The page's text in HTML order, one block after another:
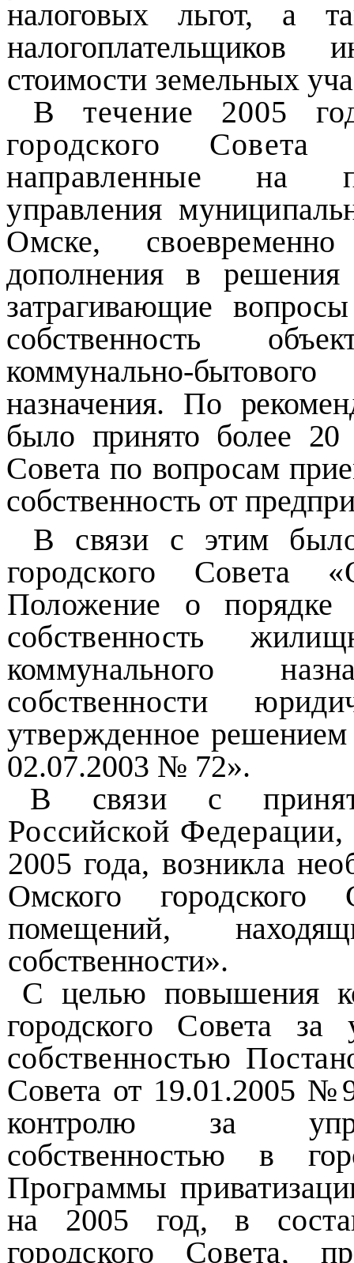
налоговых льгот, а
налогоплательщиков
стоимости земельных
В течение 2005
городского
направленные на
управления
Омске,
дополнения в решения
затрагивающие
собственность
коммунально-
назначения. По
было принято более
Совета по вопросам
собственность от
В связи с этим
городского
Положение о порядке
собственность
коммунального
собственности
утвержденное решением
02.07.2003 № 72».
В связи с
Российской Федерации,
2005 года, возникла
Омского
помещений,
собственности».
С целью повышения
городского Совета за
собственностью
Совета от 19.01.2005
контролю за
собственностью в
Программы
на 2005 год, в
городского Совета,